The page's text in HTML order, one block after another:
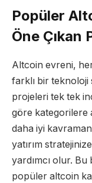
Popüler
Öne Çıkan
Altcoin evreni,
farklı bir teknoloji
projeleri tek tek
göre kategorilere
daha iyi
yatırım
yardımcı olur.
popüler altcoin